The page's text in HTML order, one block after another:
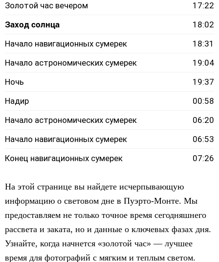
Золотой час вечером
17:22
Заход солнца
18:02
Начало навигационных сумерек
18:31
Начало астрономических сумерек
19:04
Ночь
19:37
Надир
00:58
Начало астрономических сумерек
06:20
Начало навигационных сумерек
06:53
Конец навигационных сумерек
07:26
На этой странице вы найдете исчерпывающую
информацию о световом дне в Пуэрто-Монте. Мы
предоставляем не только точное время сегодняшнего
рассвета и заката, но и данные о ключевых фазах дня.
Узнайте, когда начнется «золотой час» — лучшее
время для фотографий с мягким и теплым светом.